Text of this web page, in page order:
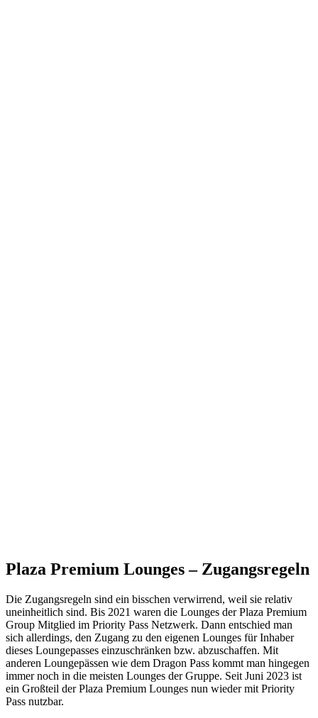
Plaza Premium Lounges – Zugangsregeln
Die Zugangsregeln sind ein bisschen verwirrend, weil sie relativ
uneinheitlich sind. Bis 2021 waren die Lounges der Plaza Premium
Group Mitglied im Priority Pass Netzwerk. Dann entschied man
sich allerdings, den Zugang zu den eigenen Lounges für Inhaber
dieses Loungepasses einzuschränken bzw. abzuschaffen. Mit
anderen Loungepässen wie dem Dragon Pass kommt man hingegen
immer noch in die meisten Lounges der Gruppe. Seit Juni 2023 ist
ein Großteil der Plaza Premium Lounges nun wieder mit Priority
Pass nutzbar.